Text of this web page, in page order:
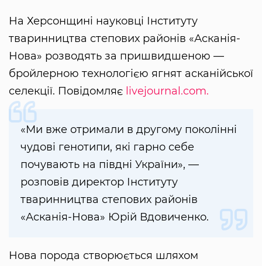
На Херсонщині науковці Інституту
тваринництва степових районів «Асканія-
Нова» розводять за пришвидшеною —
бройлерною технологією ягнят асканійської
селекції. Повідомляє livejournal.com.
«Ми вже отримали в другому поколінні
чудові генотипи, які гарно себе
почувають на півдні України», —
розповів директор Інституту
тваринництва степових районів
«Асканія-Нова» Юрій Вдовиченко.
Нова порода створюється шляхом